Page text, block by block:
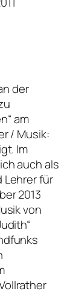
der
am
/ Musik:
Im
auch als
Lehrer für
2013
von